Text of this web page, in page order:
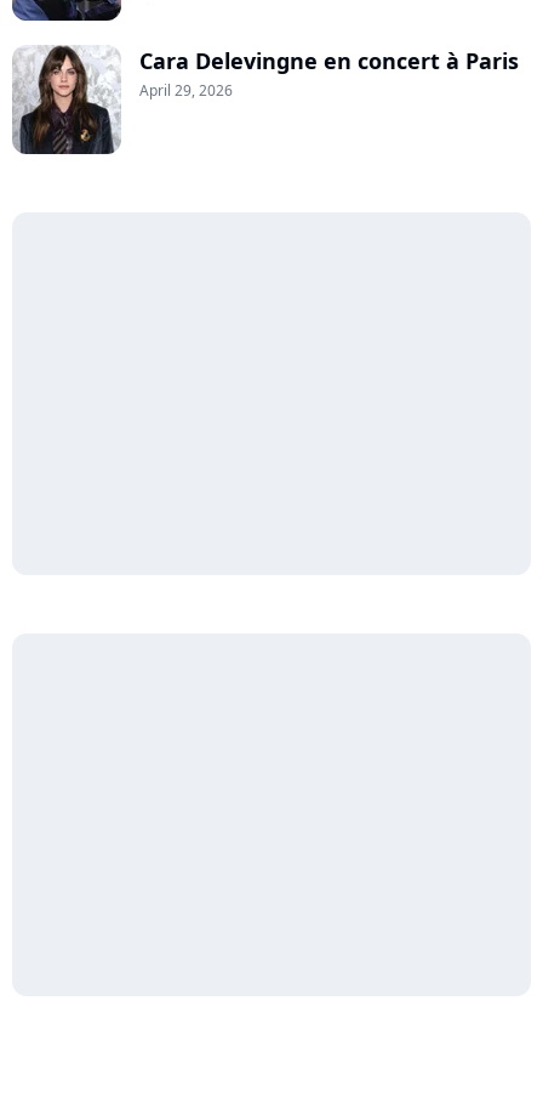
Cara Delevingne en concert à Paris
April 29, 2026